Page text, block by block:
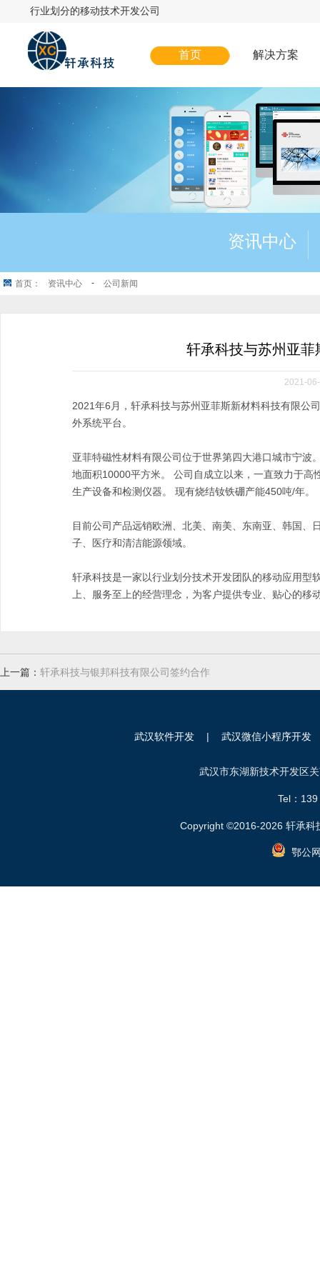
行业划分的移动技术开发公司
首页 解决方案
资讯中心
首页： 资讯中心 - 公司新闻
轩承科技与苏州亚
2021-
2021年6月，轩承科技与苏州亚菲斯新材料科技有限公
外系统平台。
亚菲特磁性材料有限公司位于世界第四大港口城市宁
地面积10000平方米。 公司自成立以来，一直致力于
生产设备和检测仪器。 现有烧结钕铁硼产能450吨/年。
目前公司产品远销欧洲、北美、南美、东南亚、韩国
子、医疗和清洁能源领域。
轩承科技是一家以行业划分技术开发团队的移动应用型
上、服务至上的经营理念，为客户提供专业、贴心的移
上一篇： 轩承科技与银邦科技有限公司签约合作
武汉软件开发 | 武汉微信小程序开发
武汉市东湖新技术开发区
Tel：
Copyright ©2016-2026 轩承
鄂公